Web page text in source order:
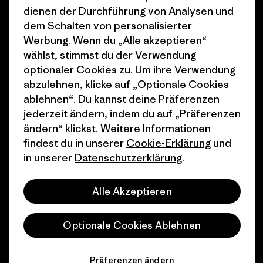
Wie wir finanzieren
Geschenkgutscheine
Stores in deiner
Nähe
Affiliate-Programm
Patagonia Österreich
Seitenverzeichnis
© 2026 Patagonia, Inc. All Rights Reserved.
Deutsch
dienen der Durchführung von Analysen und
dem Schalten von personalisierter
Werbung. Wenn du „Alle akzeptieren“
wählst, stimmst du der Verwendung
optionaler Cookies zu. Um ihre Verwendung
abzulehnen, klicke auf „Optionale Cookies
ablehnen“. Du kannst deine Präferenzen
jederzeit ändern, indem du auf „Präferenzen
ändern“ klickst. Weitere Informationen
findest du in unserer Cookie-Erklärung und
in unserer Datenschutzerklärung.
Alle Akzeptieren
Optionale Cookies Ablehnen
Präferenzen ändern